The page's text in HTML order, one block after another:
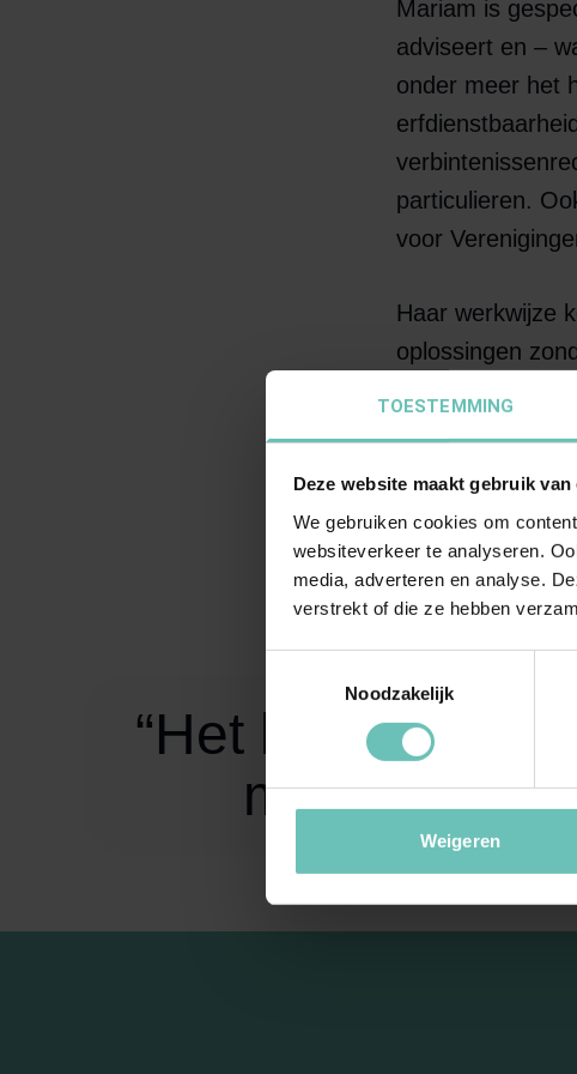
TOESTEMMING
Deze website maakt gebruik van
We gebruiken cookies om
websiteverkeer te analyseren.
media, adverteren en analyse.
verstrekt of die ze hebben
Noodzakelijk
Weigeren
Mariam is
adviseert en –
onder meer het
particulieren.
voor
Haar werkwijze
oplossingen
een
Cliënten
wensen en
“Het ligt in mijn
mijzelf te